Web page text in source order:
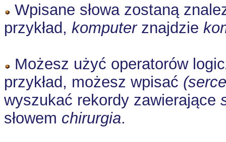
Wpisane słowa zostaną
przykład, komputerznajdzie
Możesz użyć operatorów
przykład, możesz wpisać
wyszukać rekordy zawierające
słowem chirurgia.